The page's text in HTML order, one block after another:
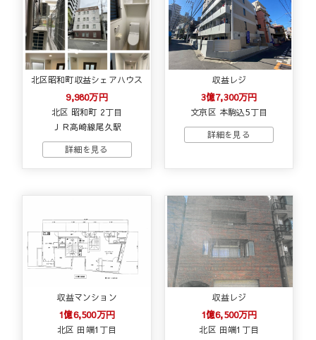
北区昭和町収益シェアハウス
9,980万円
北区 昭和町 2丁目
ＪＲ高崎線尾久駅
収益レジ
3億7,300万円
文京区 本駒込5丁目
収益マンション
1億6,500万円
北区 田端1丁目
収益レジ
1億6,500万円
北区 田端1丁目